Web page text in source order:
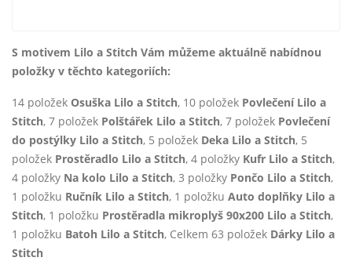
S motivem Lilo a Stitch Vám můžeme aktuálně nabídnou
položky v těchto kategoriích:
14 položek Osuška Lilo a Stitch, 10 položek Povlečení Lilo a
Stitch, 7 položek Polštářek Lilo a Stitch, 7 položek Povlečení
do postýlky Lilo a Stitch, 5 položek Deka Lilo a Stitch, 5
položek Prostěradlo Lilo a Stitch, 4 položky Kufr Lilo a Stitch,
4 položky Na kolo Lilo a Stitch, 3 položky Pončo Lilo a Stitch,
1 položku Ručník Lilo a Stitch, 1 položku Auto doplňky Lilo a
Stitch, 1 položku Prostěradla mikroplyš 90x200 Lilo a Stitch,
1 položku Batoh Lilo a Stitch, Celkem 63 položek Dárky Lilo a
Stitch